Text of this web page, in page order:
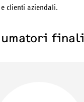
clienti aziendali.
finali